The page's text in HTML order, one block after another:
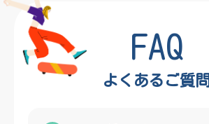
よくあるご質問
FAQ